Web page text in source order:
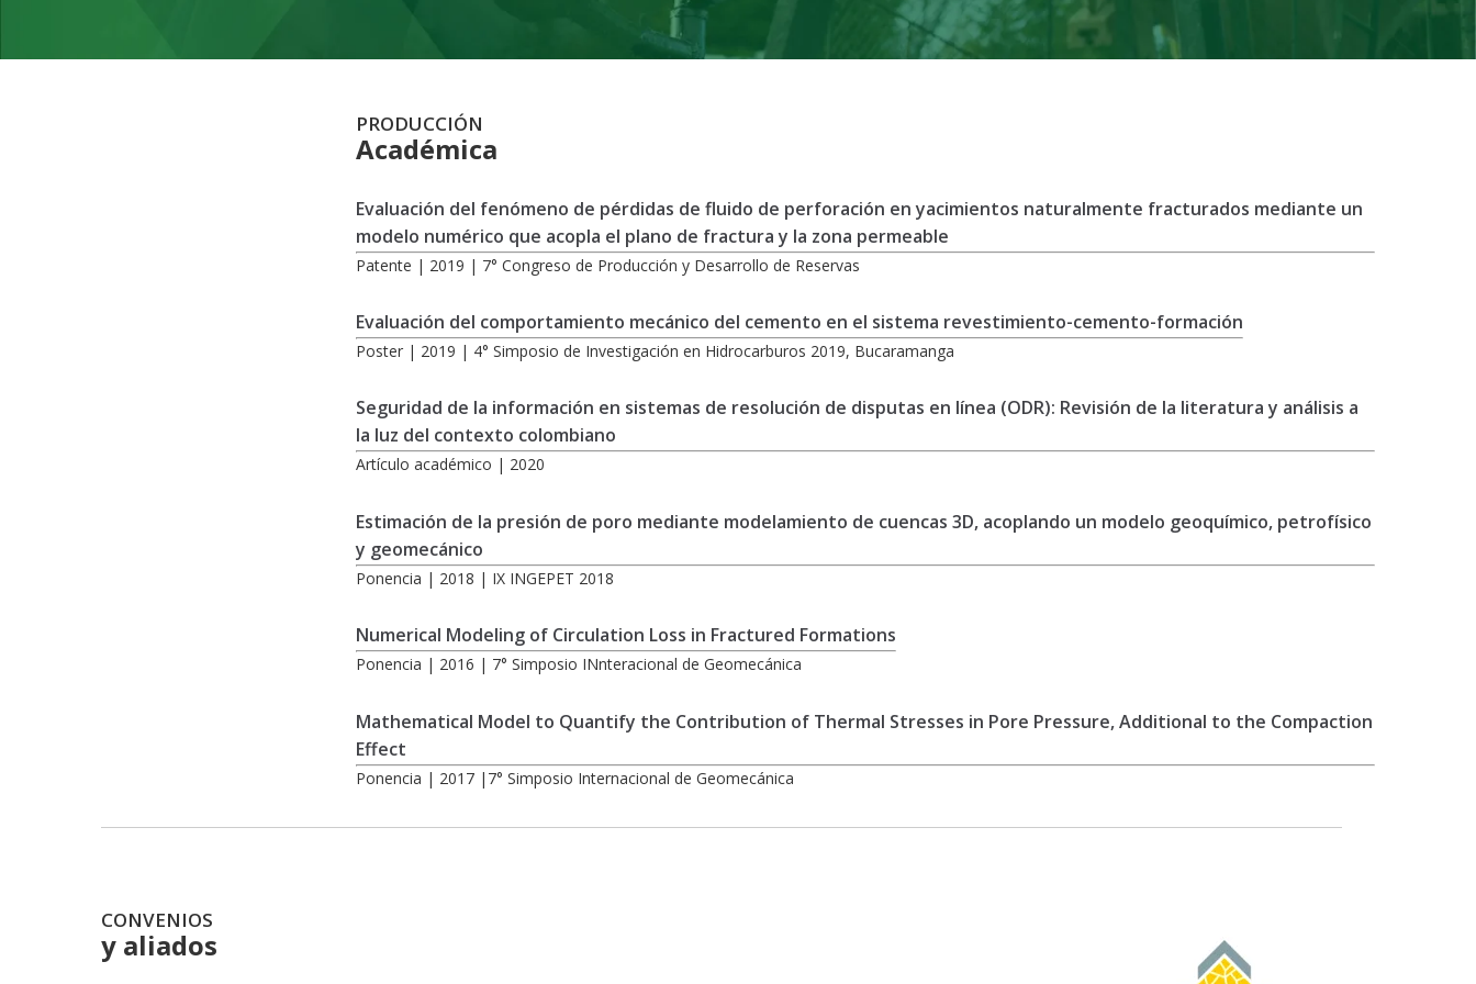
PRODUCCIÓN
Académica
Evaluación del fenómeno de pérdidas de fluido de perforación en yacimientos naturalmente fracturados mediante un
modelo numérico que acopla el plano de fractura y la zona permeable
Patente | 2019 | 7° Congreso de Producción y Desarrollo de Reservas
Evaluación del comportamiento mecánico del cemento en el sistema revestimiento-cemento-formación
Poster | 2019 | 4° Simposio de Investigación en Hidrocarburos 2019, Bucaramanga
Seguridad de la información en sistemas de resolución de disputas en línea (ODR): Revisión de la literatura y análisis a
la luz del contexto colombiano
Artículo académico | 2020
Estimación de la presión de poro mediante modelamiento de cuencas 3D, acoplando un modelo geoquímico, petrofísico
y geomecánico
Ponencia | 2018 | IX INGEPET 2018
Numerical Modeling of Circulation Loss in Fractured Formations
Ponencia | 2016 | 7° Simposio INnteracional de Geomecánica
Mathematical Model to Quantify the Contribution of Thermal Stresses in Pore Pressure, Additional to the Compaction
Effect
Ponencia | 2017 |7° Simposio Internacional de Geomecánica
CONVENIOS
y aliados